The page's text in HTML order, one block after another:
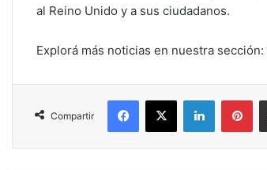
al Reino Unido y a sus ciudadanos.
Explorá más noticias en nuestra sección:
Compartir
Facebook
X LinkedIn